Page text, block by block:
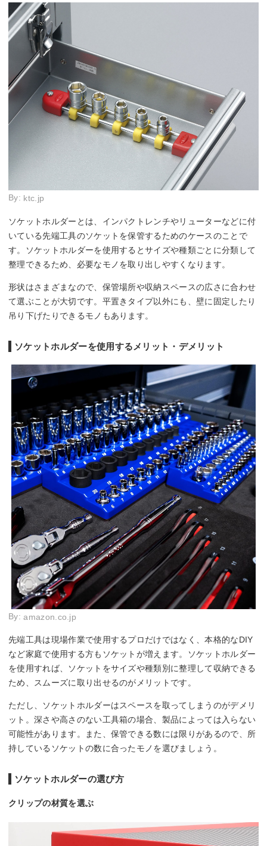
By: ktc.jp
ソケットホルダーとは、インパクトレンチやリューターなどに付
いている先端工具のソケットを保管するためのケースのことで
す。ソケットホルダーを使用するとサイズや種類ごとに分類して
整理できるため、必要なモノを取り出しやすくなります。
形状はさまざまなので、保管場所や収納スペースの広さに合わせ
て選ぶことが大切です。平置きタイプ以外にも、壁に固定したり
吊り下げたりできるモノもあります。
ソケットホルダーを使用するメリット・デメリット
By:amazon.co.jp
先端工具は現場作業で使用するプロだけではなく、本格的なDIY
など家庭で使用する方もソケットが増えます。ソケットホルダー
を使用すれば、ソケットをサイズや種類別に整理して収納できる
ため、スムーズに取り出せるのがメリットです。
ただし、ソケットホルダーはスペースを取ってしまうのがデメリ
ット。深さや高さのない工具箱の場合、製品によっては入らない
可能性があります。また、保管できる数には限りがあるので、所
持しているソケットの数に合ったモノを選びましょう。
ソケットホルダーの選び方
クリップの材質を選ぶ